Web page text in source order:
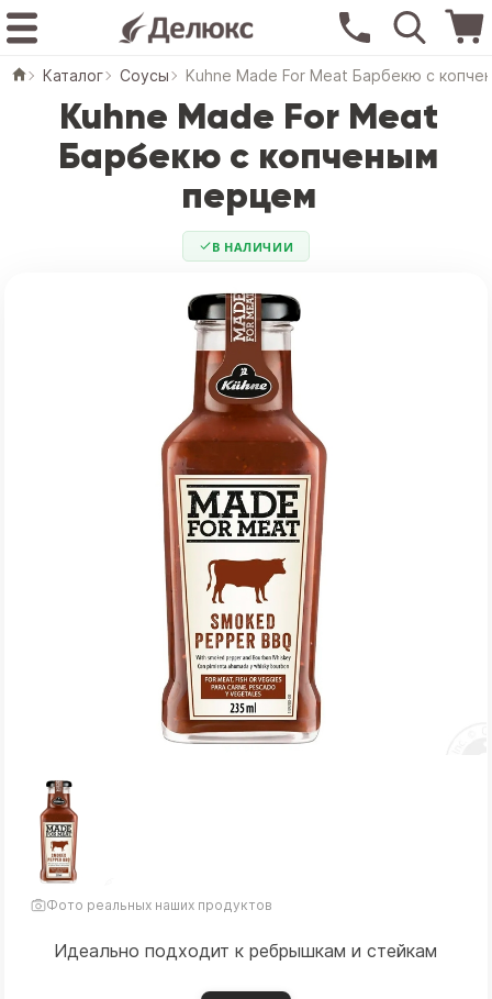
Каталог Соусы Kuhne Made For Meat Барбекю с
Kuhne Made For Meat
Барбекю с копченым
перцем
В НАЛИЧИИ
Фото реальных наших продуктов
Идеально подходит к ребрышкам и стейкам